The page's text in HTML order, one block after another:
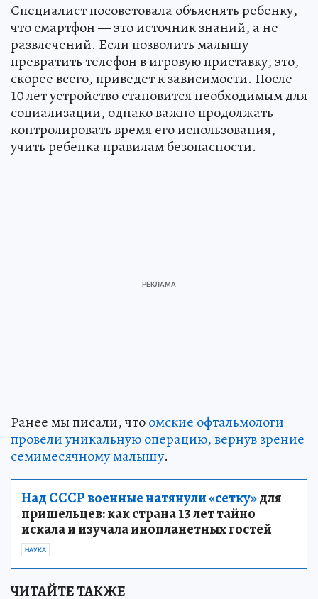
Специалист посоветовала объяснять ребенку,
что смартфон — это источник знаний, а не
развлечений. Если позволить малышу
превратить телефон в игровую приставку, это,
скорее всего, приведет к зависимости. После
10 лет устройство становится необходимым для
социализации, однако важно продолжать
контролировать время его использования,
учить ребенка правилам безопасности.
Ранее мы писали, чтоомские офтальмологи
провели уникальную операцию, вернув зрение
семимесячному малышу.
Над СССР военные натянули «сетку»для
пришельцев: как страна 13 лет тайно
искала и изучала инопланетных гостей
НАУКА
ЧИТАЙТЕ ТАКЖЕ